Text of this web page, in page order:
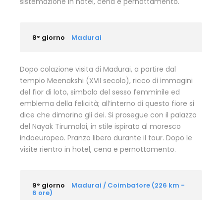
8° giorno Madurai
Dopo colazione visita di Madurai, a partire dal
tempio Meenakshi (XVII secolo), ricco di immagini
del fior di loto, simbolo del sesso femminile ed
emblema della felicità; all’interno di questo fiore si
dice che dimorino gli dei. Si prosegue con il palazzo
del Nayak Tirumalai, in stile ispirato al moresco
indoeuropeo. Pranzo libero durante il tour. Dopo le
visite rientro in hotel, cena e pernottamento.
9° giorno Madurai / Coimbatore (226 km -
6 ore)